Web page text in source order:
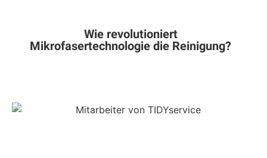
Wie revolutioniert
Mikrofasertechnologie die Reinigung?